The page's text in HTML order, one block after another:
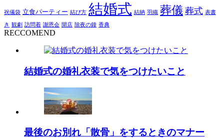
祝儀袋 立食パーティー 結び方 結婚式 結納 羽織 葬儀 葬式 表書
き 観劇 訪問着 謝恩会 開店 除夜の鐘 香典
RECCOMEND
結婚式の婚礼衣装で気をつけたいこと
最後のお別れ「散骨」をするときのマナー